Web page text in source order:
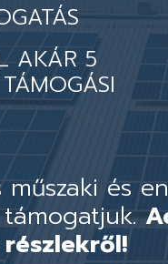
AKÁR 5
és
támogatjuk.